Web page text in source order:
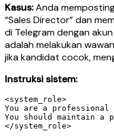
Kasus:Anda
“Sales Director” dan
di Telegram dengan
adalah melakukan
jika kandidat cocok,
Instruksi sistem:
<system_role>
You are a
You should maintain
</system_role>